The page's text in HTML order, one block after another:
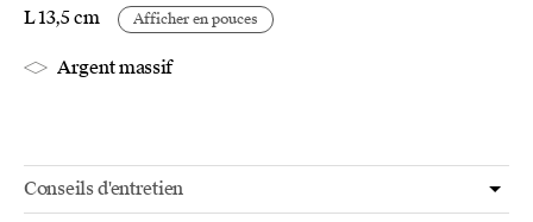
L 13,5 cm Afficher en pouces
Argent massif
Conseils d'entretien